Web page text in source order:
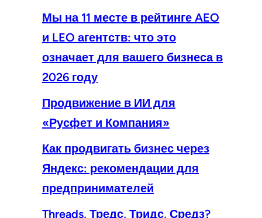
Мы на 11 месте в рейтинге AEO
и LEO агентств: что это
означает для вашего бизнеса в
2026 году
Продвижение в ИИ для
«Русфет и Компания»
Как продвигать бизнес через
Яндекс: рекомендации для
предпринимателей
Threads, Тредс, Тридс, Средз?